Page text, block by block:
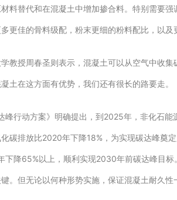
料替代和在混凝土中增加掺合料。特别需要
更佳的骨料级配，粉末更细的粉料配比，以
教授周春圣则表示，混凝土可以从空气中收
土在这方面有优势，我们还有很长的路要走
峰行动方案》明确提出，到2025年，非化石
碳排放比2020年下降18%，为实现碳达峰奠
下降65%以上，顺利实现2030年前碳达峰目
。但无论以何种形势实施，保证混凝土耐久性